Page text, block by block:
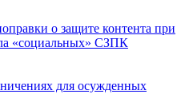
о защите контента при
«социальных» СЗПК
для осужденных